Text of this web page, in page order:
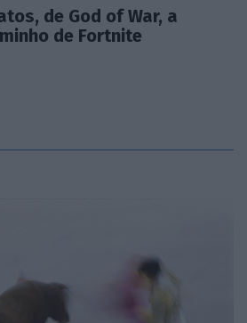
de God of War, a
de Fortnite